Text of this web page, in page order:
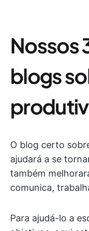
Nossos
blogs
O blog certo
ajudará a se
também
comunica,
Para ajudá-lo a